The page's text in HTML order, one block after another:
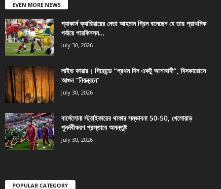
EVEN MORE NEWS
প্যাকার্স ক্যারিয়ারের নেতা আহমান গ্রিন বলেছেন যে তার প্রাথমিক
পর্যায়ে পারকিনসন...
July 30, 2026
লাইভ ফায়ার। গিরোন্ডে “প্রথম দিন একটু আশাবাদী”, বিসকারোসে
আগুন “নিয়ন্ত্রনে”
July 30, 2026
বার্সেলোনা স্ট্রাইকারের থাকার সম্ভাবনা 50-50, খেলোয়াড়
পুনর্নবীকরণ প্রস্তাবে অসন্তুষ্ট
July 30, 2026
POPULAR CATEGORY